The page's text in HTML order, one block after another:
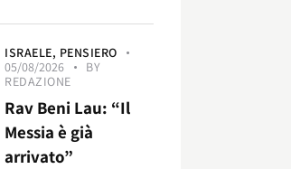
ISRAELE, PENSIERO
05/08/2026
BY
REDAZIONE
Rav Beni Lau: “Il
Messia è già
arrivato”